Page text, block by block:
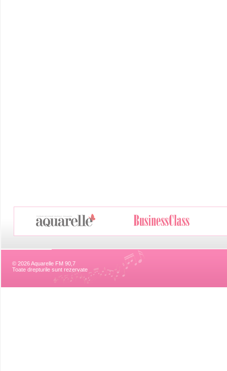
© 2026 Aquarelle FM 90,7
Toate drepturile sunt rezervate